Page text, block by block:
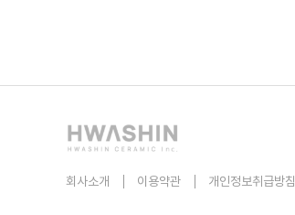
회사소개 이용약관 개인정보취급방침